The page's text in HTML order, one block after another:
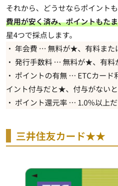
それから、どうせならポイント
費用が安く済み、ポイントもた
星4つで採点します。
・ 年会費 …無料が★、有料また
・ 発行手数料 …無料が★、有料
・ ポイントの有無 … ETCカー
イント付与だと★、付与がない
・ ポイント還元率 … 1.0％以上
三井住友カード★★